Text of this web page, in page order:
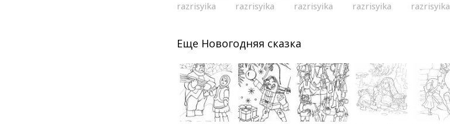
razrisyika razrisyika razrisyika razrisyika razrisyika
Еще Новогодняя сказка